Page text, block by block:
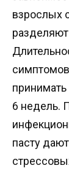
взрослых
6 недель.
пасту